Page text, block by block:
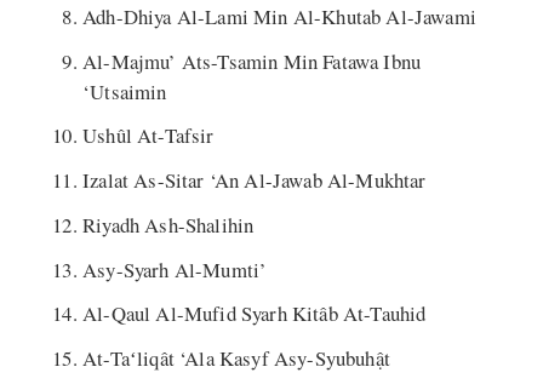
Adh-Dhiya Al-Lami Min Al-Khutab Al-Jawami
Al-Majmu’ Ats-Tsamin Min Fatawa Ibnu
‘Utsaimin
Ushûl At-Tafsir
Izalat As-Sitar ‘An Al-Jawab Al-Mukhtar
Riyadh Ash-Shalihin
Asy-Syarh Al-Mumti’
Al-Qaul Al-Mufid Syarh Kitâb At-Tauhid
At-Taʻliqât ‘Ala Kasyf Asy-Syubuhật